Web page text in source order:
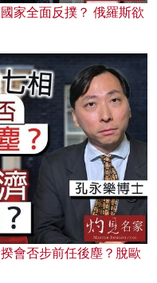
家全面反撲？ 俄羅斯欲
會否步前任後塵？脫歐